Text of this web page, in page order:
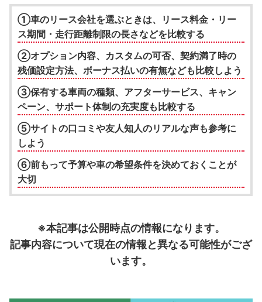
①車のリース会社を選ぶときは、リース料金・リー
ス期間・走行距離制限の長さなどを比較する
②オプション内容、カスタムの可否、契約満了時の
残価設定方法、ボーナス払いの有無なども比較しよう
③保有する車両の種類、アフターサービス、キャン
ペーン、サポート体制の充実度も比較する
⑤サイトの口コミや友人知人のリアルな声も参考に
しよう
⑥前もって予算や車の希望条件を決めておくことが
大切
※本記事は公開時点の情報になります。
記事内容について現在の情報と異なる可能性がござ
います。